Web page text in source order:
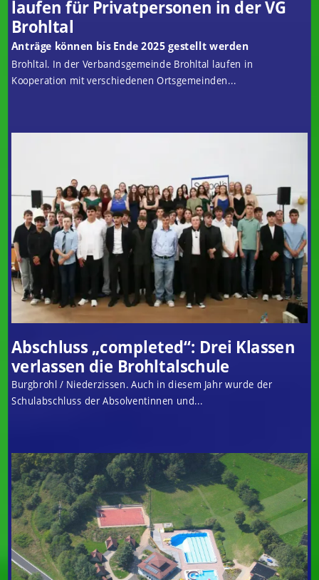
laufen für Privatpersonen in der VG
Brohltal
Anträge können bis Ende 2025 gestellt werden
Brohltal. In der Verbandsgemeinde Brohltal laufen in
Kooperation mit verschiedenen Ortsgemeinden...
Abschluss „completed“: Drei Klassen
verlassen die Brohltalschule
Burgbrohl / Niederzissen. Auch in diesem Jahr wurde der
Schulabschluss der Absolventinnen und...